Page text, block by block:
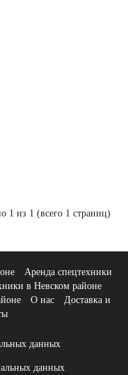
1 из 1 (всего 1 страниц)
Аренда спецтехники
в Невском районе
О нас
Доставка и
данных
данных